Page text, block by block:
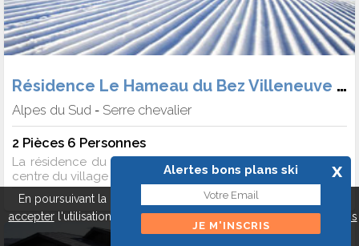
Résidence Le Hameau du Bez Villeneuve 1400
Alpes du Sud - Serre chevalier
2 Pièces 6 Personnes
La résidence du Hameau du Bez est idéalement situé au
centre du village de la Salle les Alpes, à 200m du dé...
Alertes bons plans ski x
En poursuivant la navigation sur ce site, vous pouvez
accepterl'utilisation de cookies pour mieux vous servir.
A propos
des cookies
Fermer